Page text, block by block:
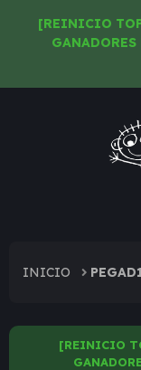
[REINICIO
INICIO
[REINICIO